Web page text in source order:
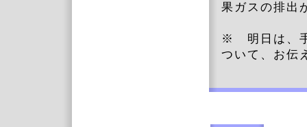
果ガスの排出
※ 明日は、手
ついて、お伝